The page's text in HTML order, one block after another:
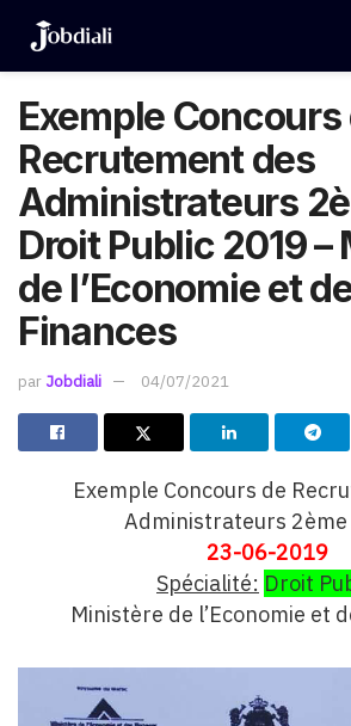
Exemple Concours
Recrutement des
Administrateurs
Droit Public 2019
de l’Economie et
Finances
par Jobdiali 04/07/2021
Exemple Concours de
Administrateurs
23-06-2019
Spécialité: Droit
Ministère de l’Economie et